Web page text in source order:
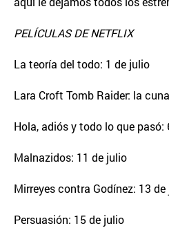
PELÍCULAS DE NETFLIX
La teoría del todo: 1 de julio
Lara Croft Tomb Raider: la
Hola, adiós y todo lo que pasó:
Malnazidos: 11 de julio
Mirreyes contra Godínez: 13
Persuasión: 15 de julio